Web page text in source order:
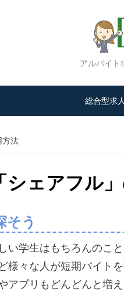
アルバイト
総合型求
方法
シェアフル
そう
い学生はもちろんのこ
々な人が短期バイトを
アプリもどんどんと増